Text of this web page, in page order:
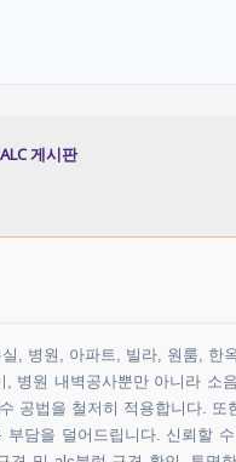
ALC 게시판
, 병원, 아파트, 빌라, 원룸, 한
병원 내벽공사뿐만 아니라
공법을 철저히 적용합니다.
담을 덜어드립니다. 신뢰할